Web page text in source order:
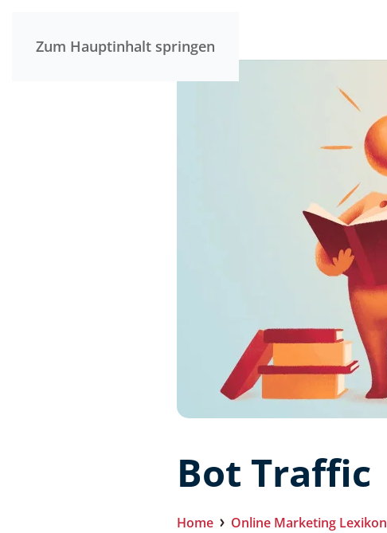
Zum Hauptinhalt springen
Bot Traffic
Home Online Marketing Lexikon